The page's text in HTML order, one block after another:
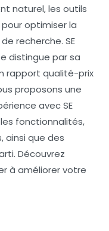
naturel, les outils
optimiser la
recherche. SE
distingue par sa
rapport qualité-prix
proposons une
avec SE
fonctionnalités,
ainsi que des
Découvrez
à améliorer votre